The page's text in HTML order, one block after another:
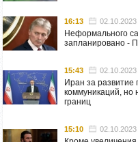
16:13 02.10.2023
Неформального
запланировано -
15:43 02.10.2023
Иран за развитие
коммуникаций, но
границ
15:10 02.10.2023